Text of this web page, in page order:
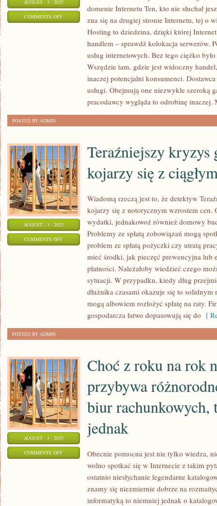
AUGUST - 3 - 2025
COMMENTS OFFON
DZISIEJSZYCH
NAJNOWSZE
NAPEŁNIONE
ELEKTRYKĄ.
PODGRZEWANE
domenie Internetu Ten, kto nie słuchał
zna się na drugiej stronie Internetu, tej o
Hosting to dziedzina, dzięki której
handlem – sprawdź kolokacja serwerów.
usług internetowych. Bez tego ciężko
Wszędzie tam, gdzie jest widoczny
inaczej potencjalni konsumenci.
usługi. Obejmują one niezwykle szeroką
pracodawcy wygląda to odrobinę inaczej.
POSTED BY ADMIN
AUGUST - 3 - 2025
COMMENTS OFFON
TERAŹNIEJSZY
Teraźniejszy kryzys
kojarzy się z
Wiadomą rzeczą jest to, że detektyw
kojarzy się z notorycznym wzrostem cen.
wydatki, jednakowoż również domowy
Problemy ze spłatą zobowiązań mogą
problem ze spłatą pożyczki czy utratą
mieć środki, jak pieczęć prewencyjna lub
płatności. Należałoby wiedzieć czego
sytuacji. W przypadku, kiedy dług
dłużnika czasami okazuje się to
mogą albowiem rozłożyć spłatę na raty.
gospodarcza łatwo dopasowują się do [
POSTED BY ADMIN
AUGUST - 3 - 2025
COMMENTS OFFON
Choć z roku na rok
przybywa
biur rachunkowych,
jednak
Obecnie pomocna jest nie tylko wiedza,
wolno spotkać się w Internecie z takim
ostatnio niesłychanie legendarne
znamy się niezmiernie dobrze na
informatyką to niemniej jednak o